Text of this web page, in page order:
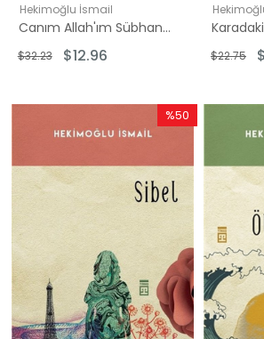
Hekimoğlu İsmail
Canım Allah'ım Sübhanallah
$12.96
$32.23 $22.75
%50